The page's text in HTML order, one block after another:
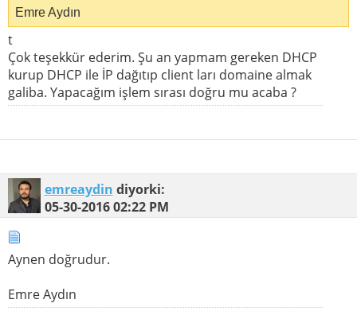
Emre Aydın
t
Çok teşekkür ederim. Şu an yapmam gereken DHCP
kurup DHCP ile İP dağıtıp client ları domaine almak
galiba. Yapacağım işlem sırası doğru mu acaba ?
emreaydin diyorki:
05-30-201602:22 PM
Aynen doğrudur.
Emre Aydın